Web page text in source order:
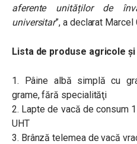
aferente unităților de
universitar”, a declarat Marcel
Lista de produse agricole
1. Pâine albă simplă cu
grame, fără specialităţi
2. Lapte de vacă de consum
UHT
3. Brânză telemea de vacă